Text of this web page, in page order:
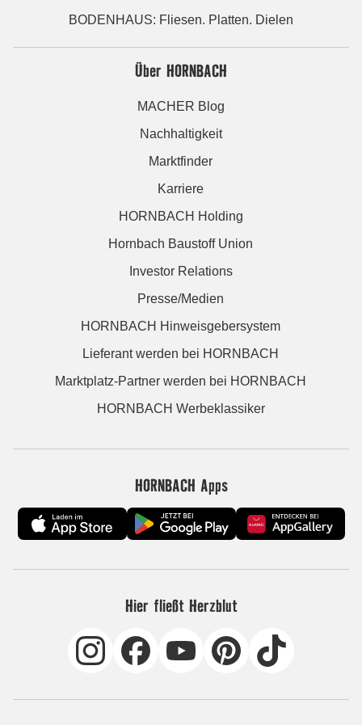
BODENHAUS: Fliesen. Platten. Dielen
Über HORNBACH
MACHER Blog
Nachhaltigkeit
Marktfinder
Karriere
HORNBACH Holding
Hornbach Baustoff Union
Investor Relations
Presse/Medien
HORNBACH Hinweisgebersystem
Lieferant werden bei HORNBACH
Marktplatz-Partner werden bei HORNBACH
HORNBACH Werbeklassiker
HORNBACH Apps
Hier fließt Herzblut